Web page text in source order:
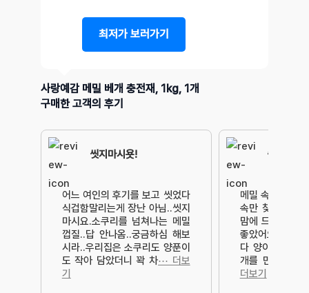
최저가 보러가기
사랑예감 메밀 베개 충전재, 1kg, 1개
구매한 고객의 후기
씻지마시욧!
어느 여인의 후기를 보고 씻었다
식겁함말리는게 장난 아님..씻지
마시요.소쿠리를 넘쳐나는 메밀
껍질..답 안나옴..궁금하심 해보
시라..우리집은 소쿠리도 양푼이
도 작아 담았더니 꽉 차⋯ 더보
기
좋아요!
메밀 속을 넣으
속만 찾다가 발
맘에 드네요속
좋았어요.근데
다 양이 많지는
개를 만들 때는
더보기